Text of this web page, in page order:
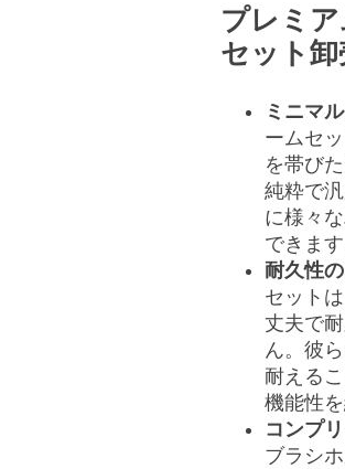
プレミ
セット卸
ミニマ
ームセ
を帯び
純粋で
に様々
できま
耐久性
セット
丈夫で
ん。彼
耐える
機能性
コンプ
ブラシ